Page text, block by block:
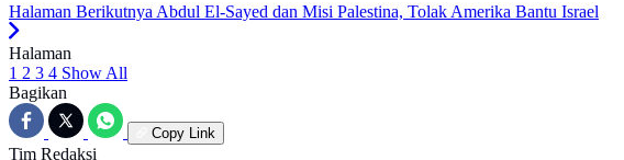
Halaman Berikutnya Abdul El-Sayed dan Misi Palestina, Tolak Amerika Bantu Israel
Halaman
1 2 3 4 Show All
Bagikan
Copy Link
Tim Redaksi